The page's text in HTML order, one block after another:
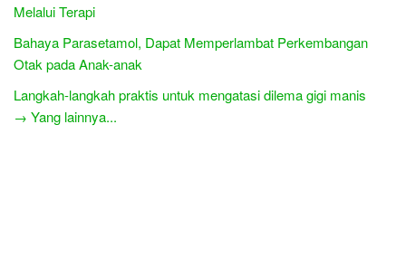
Melalui Terapi
Bahaya Parasetamol, Dapat Memperlambat Perkembangan
Otak pada Anak-anak
Langkah-langkah praktis untuk mengatasi dilema gigi manis
→ Yang lainnya...